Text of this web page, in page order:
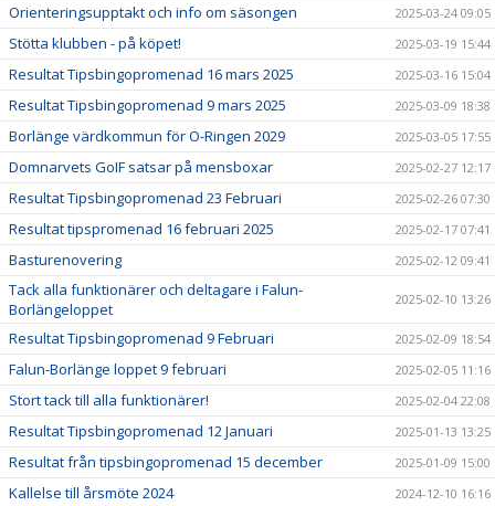
Orienteringsupptakt och info om säsongen 2025-03-24 09:05
Stötta klubben - på köpet! 2025-03-19 15:44
Resultat Tipsbingopromenad 16 mars 2025 2025-03-16 15:04
Resultat Tipsbingopromenad 9 mars 2025 2025-03-09 18:38
Borlänge värdkommun för O-Ringen 2029 2025-03-05 17:55
Domnarvets GoIF satsar på mensboxar 2025-02-27 12:17
Resultat Tipsbingopromenad 23 Februari 2025-02-26 07:30
Resultat tipspromenad 16 februari 2025 2025-02-17 07:41
Basturenovering 2025-02-12 09:41
Tack alla funktionärer och deltagare i Falun-
Borlängeloppet
2025-02-10 13:26
Resultat Tipsbingopromenad 9 Februari 2025-02-09 18:54
Falun-Borlänge loppet 9 februari 2025-02-05 11:16
Stort tack till alla funktionärer! 2025-02-04 22:08
Resultat Tipsbingopromenad 12 Januari 2025-01-13 13:25
Resultat från tipsbingopromenad 15 december 2025-01-09 15:00
Kallelse till årsmöte 2024 2024-12-10 16:16